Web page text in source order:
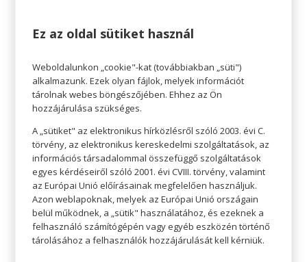
Mangó
Ez az oldal sütiket használ
Weboldalunkon „cookie"-kat (továbbiakban „süti")
alkalmazunk. Ezek olyan fájlok, melyek információt
tárolnak webes böngészőjében. Ehhez az Ön
hozzájárulása szükséges.
A „sütiket" az elektronikus hírközlésről szóló 2003. évi C.
törvény, az elektronikus kereskedelmi szolgáltatások, az
információs társadalommal összefüggő szolgáltatások
egyes kérdéseiről szóló 2001. évi CVIII. törvény, valamint
az Európai Unió előírásainak megfelelően használjuk.
Azon weblapoknak, melyek az Európai Unió országain
belül működnek, a „sütik" használatához, és ezeknek a
felhasználó számítógépén vagy egyéb eszközén történő
tárolásához a felhasználók hozzájárulását kell kérniük.